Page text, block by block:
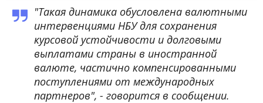
"Такая динамика обусловлена валютными
интервенциями НБУ для сохранения
курсовой устойчивости и долговыми
выплатами страны в иностранной
валюте, частично компенсированными
поступлениями от международных
партнеров", - говорится в сообщении.